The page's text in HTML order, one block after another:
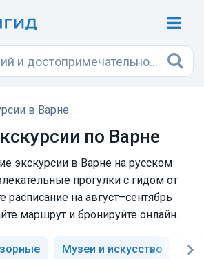
в Варне
по Варне
экскурсии в Варне на русском
прогулки с гидом от
расписание на август–сентябрь
маршрут и бронируйте онлайн.
Музеи и искусство